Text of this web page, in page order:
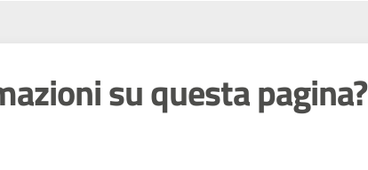
su questa pagina?